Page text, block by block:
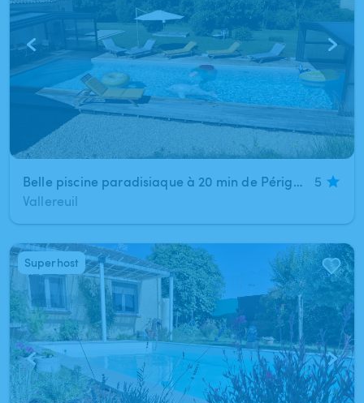
Belle piscine paradisiaque à 20 min de Périgueux en Dordogne 4m × 13,5m
5
Vallereuil
1/9
Superhost